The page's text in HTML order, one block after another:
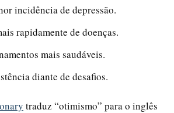
incidência de depressão.
rapidamente de doenças.
mais saudáveis.
diante de desafios.
traduz “otimismo” para o inglês